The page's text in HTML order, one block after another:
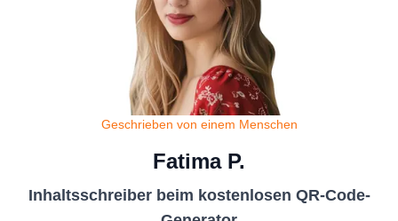
Geschrieben von einem Menschen
Fatima P.
Inhaltsschreiber beim kostenlosen QR-Code-